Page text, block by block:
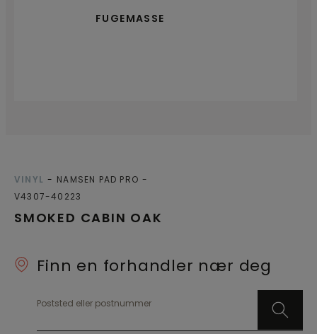
FUGEMASSE
SMOKED CABIN OAK
VINYL
NAMSEN PAD PRO
V4307-40223
Finn en forhandler nær deg
Poststed eller postnummer